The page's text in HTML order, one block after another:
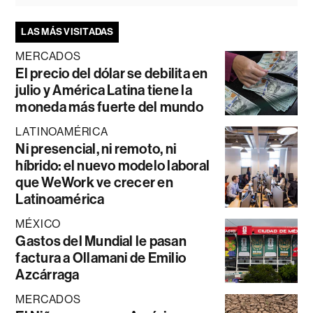
LAS MÁS VISITADAS
MERCADOS
El precio del dólar se debilita en
julio y América Latina tiene la
moneda más fuerte del mundo
LATINOAMÉRICA
Ni presencial, ni remoto, ni
híbrido: el nuevo modelo laboral
que WeWork ve crecer en
Latinoamérica
MÉXICO
Gastos del Mundial le pasan
factura a Ollamani de Emilio
Azcárraga
MERCADOS